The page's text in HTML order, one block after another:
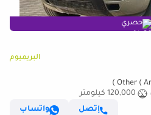
حصري
البريميوم
120,000 كيلومتر
إتصل
واتساب